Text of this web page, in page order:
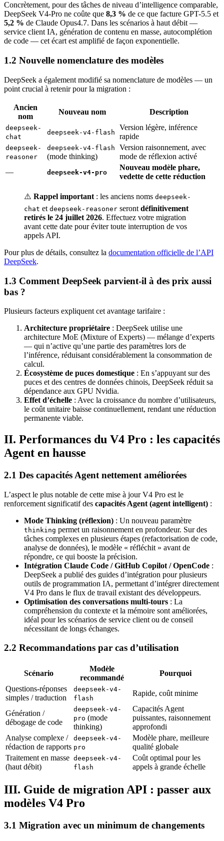
Concrètement, pour des tâches de niveau d’intelligence comparable,
DeepSeek V4-Pro ne coûte que 8,3 % de ce que facture GPT-5.5 et
5,2 % de Claude Opus4.7. Dans les scénarios à haut débit —
service client IA, génération de contenu en masse, autocomplétion
de code — cet écart est amplifié de façon exponentielle.
1.2 Nouvelle nomenclature des modèles
DeepSeek a également modifié sa nomenclature de modèles — un
point crucial à retenir pour la migration :
Ancien
nom
Nouveau nom Description
deepseek-
chat
deepseek-v4-flash
Version légère, inférence
rapide
deepseek-
reasoner
deepseek-v4-flash
(mode thinking)
Version raisonnement, avec
mode de réflexion activé
—
deepseek-v4-pro
Nouveau modèle phare,
vedette de cette réduction
⚠️ Rappel important : les anciens noms deepseek-
chat et deepseek-reasoner seront définitivement
retirés le 24 juillet 2026. Effectuez votre migration
avant cette date pour éviter toute interruption de vos
appels API.
Pour plus de détails, consultez la documentation officielle de l’API
DeepSeek.
1.3 Comment DeepSeek parvient-il à des prix aussi
bas ?
Plusieurs facteurs expliquent cet avantage tarifaire :
Architecture propriétaire : DeepSeek utilise une
architecture MoE (Mixture of Experts) — mélange d’experts
— qui n’active qu’une partie des paramètres lors de
l’inférence, réduisant considérablement la consommation de
calcul.
Écosystème de puces domestique : En s’appuyant sur des
puces et des centres de données chinois, DeepSeek réduit sa
dépendance aux GPU Nvidia.
Effet d’échelle : Avec la croissance du nombre d’utilisateurs,
le coût unitaire baisse continuellement, rendant une réduction
permanente viable.
II. Performances du V4 Pro : les capacités
Agent en hausse
2.1 Des capacités Agent nettement améliorées
L’aspect le plus notable de cette mise à jour V4 Pro est le
renforcement significatif des capacités Agent (agent intelligent) :
Mode Thinking (réflexion) : Un nouveau paramètre
thinking permet un raisonnement en profondeur. Sur des
tâches complexes en plusieurs étapes (refactorisation de code,
analyse de données), le modèle « réfléchit » avant de
répondre, ce qui booste la précision.
Intégration Claude Code / GitHub Copilot / OpenCode :
DeepSeek a publié des guides d’intégration pour plusieurs
outils de programmation IA, permettant d’intégrer directement
V4 Pro dans le flux de travail existant des développeurs.
Optimisation des conversations multi-tours : La
compréhension du contexte et la mémoire sont améliorées,
idéal pour les scénarios de service client ou de conseil
nécessitant de longs échanges.
2.2 Recommandations par cas d’utilisation
Scénario
Modèle
recommandé
Pourquoi
Questions-réponses
simples / traduction
deepseek-v4-
flash
Rapide, coût minime
Génération /
débogage de code
deepseek-v4-
pro (mode
thinking)
Capacités Agent
puissantes, raisonnement
approfondi
Analyse complexe /
rédaction de rapports
deepseek-v4-
pro
Modèle phare, meilleure
qualité globale
Traitement en masse
(haut débit)
deepseek-v4-
flash
Coût optimal pour les
appels à grande échelle
III. Guide de migration API : passer aux
modèles V4 Pro
3.1 Migration avec un minimum de changements